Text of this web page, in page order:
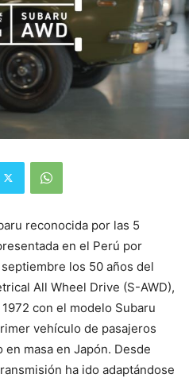
reconocida por las 5
en el Perú por
los 50 años del
All Wheel Drive (S-AWD),
con el modelo Subaru
vehículo de pasajeros
masa en Japón. Desde
ha ido adaptándose